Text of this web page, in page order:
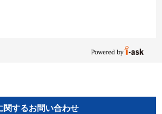
関するお問い合わせ